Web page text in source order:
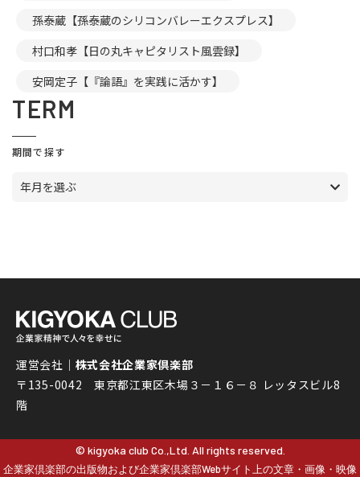
孫泰蔵【孫泰蔵のシリコンバレーエクスプレス】
村口和孝【日の丸キャピタリスト風雲録】
安岡定子【『論語』を実践に活かす】
TERM
期間で探す
年月を選ぶ
運営会社｜ 株式会社企業家倶楽部
〒135-0042 東京都江東区木場３－１６－８ レッタスビル8
階
© kigyoka club Co.,Ltd. All rights reserved.
企業家倶楽部の出版物および企業家倶楽部Webサイト上の文章・画像・映像